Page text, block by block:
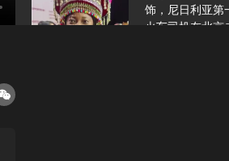
饰，尼日利亚第
火车司机在北京